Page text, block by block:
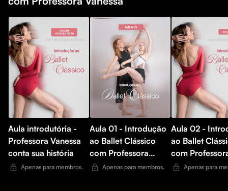
Aula introdutória -
Professora Vanessa
conta sua história
Apenas para membros.
Aula 01 - Introdução
ao Ballet Clássico
com Professora
Vanessa
Apenas para membros.
Aula 02 -
ao Ballet
com
Vanessa
Apenas para